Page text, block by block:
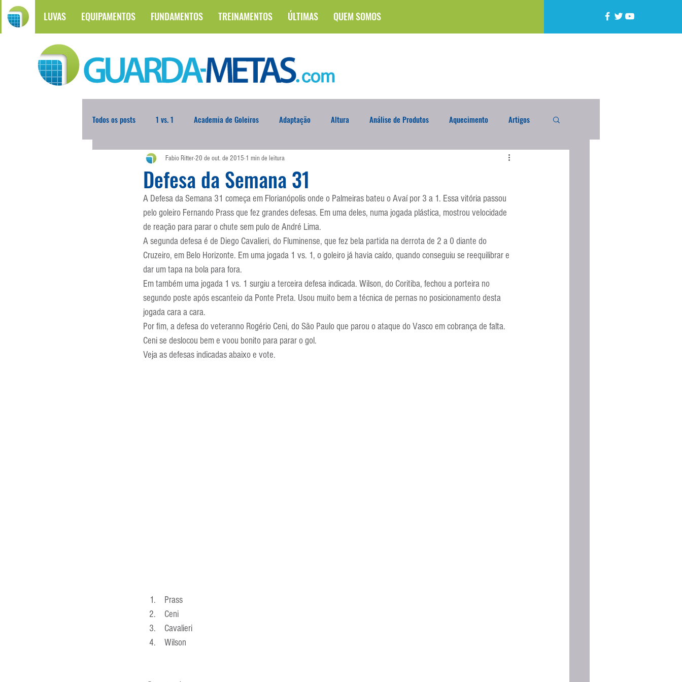
LUVAS EQUIPAMENTOS FUNDAMENTOS TREINAMENTOS ÚLTIMAS QUEM SOMOS
Todos os posts 1 vs. 1 Academia de Goleiros Adaptação Altura Análise de Produtos Aquecimento Artigos
Atualidades Blogoleiro da Semana Brasileirão Compra Exterior
Comunicação Copa do Mundo Curso Defesa da Semana Deslocamento DVD Encaixada Enquete
Entrevistas Equipamentos Escola Alemã Escola Americana Escola Argentina Escola Espanhola
Escola Francesa Escola Inglesa
Defesa da Semana 31
Fabio Ritter20 de out. de 2015 1 min de leitura
A Defesa da Semana 31 começa em Florianópolis onde o Palmeiras bateu o Avaí por 3 a 1. Essa vitória passou
pelo goleiro Fernando Prass que fez grandes defesas. Em uma deles, numa jogada plástica, mostrou velocidade
de reação para parar o chute sem pulo de André Lima.
A segunda defesa é de Diego Cavalieri, do Fluminense, que fez bela partida na derrota de 2 a 0 diante do
Cruzeiro, em Belo Horizonte. Em uma jogada 1 vs. 1, o goleiro já havia caído, quando conseguiu se reequilibrar e
dar um tapa na bola para fora.
Em também uma jogada 1 vs. 1 surgiu a terceira defesa indicada. Wilson, do Coritiba, fechou a porteira no
segundo poste após escanteio da Ponte Preta. Usou muito bem a técnica de pernas no posicionamento desta
jogada cara a cara.
Por fim, a defesa do veteranno Rogério Ceni, do São Paulo que parou o ataque do Vasco em cobrança de falta.
Ceni se deslocou bem e voou bonito para parar o gol.
Veja as defesas indicadas abaixo e vote.
Prass
Ceni
Cavalieri
Wilson